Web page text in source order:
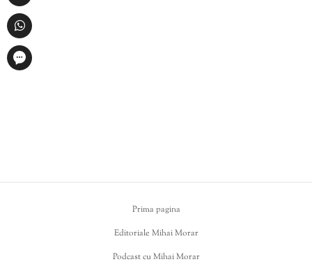
Prima pagina
Editoriale Mihai Morar
Podcast cu Mihai Morar